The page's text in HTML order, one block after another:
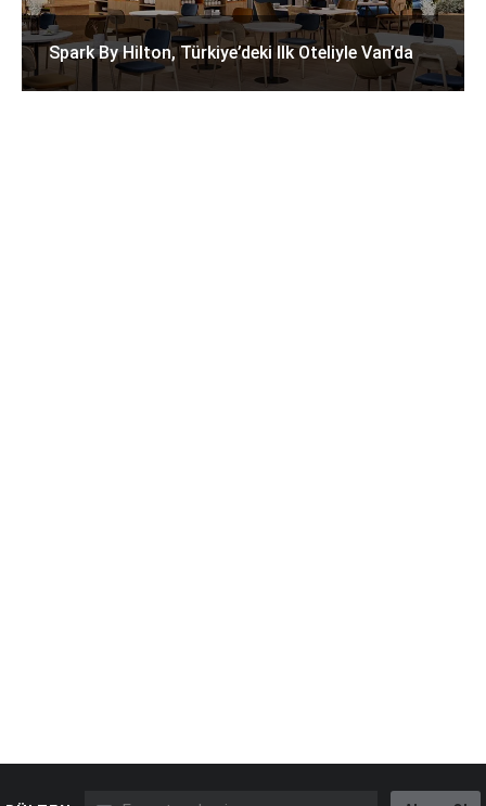
Spark By Hilton, Türkiye’deki Ilk Oteliyle Van’da